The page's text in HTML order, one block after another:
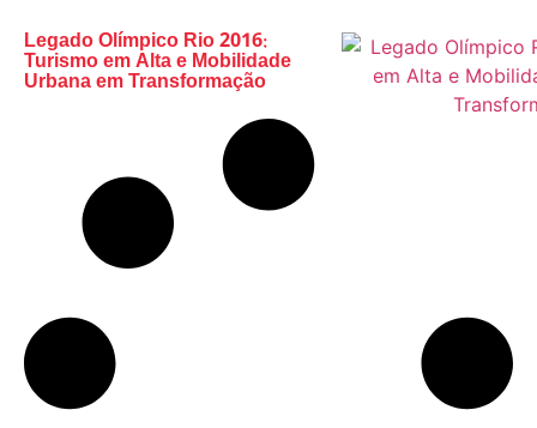
Legado Olímpico Rio 2016:
Turismo em Alta e Mobilidade
Urbana em Transformação